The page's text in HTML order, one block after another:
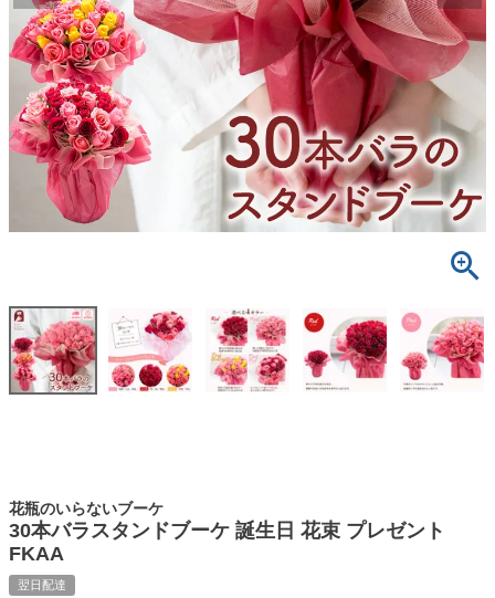
花瓶のいらないブーケ
30本バラスタンドブーケ 誕生日 花束 プレゼント
FKAA
翌日配達